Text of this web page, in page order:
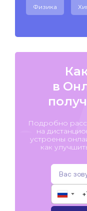
Физика
в
Подробно
на
устроены
как
▼